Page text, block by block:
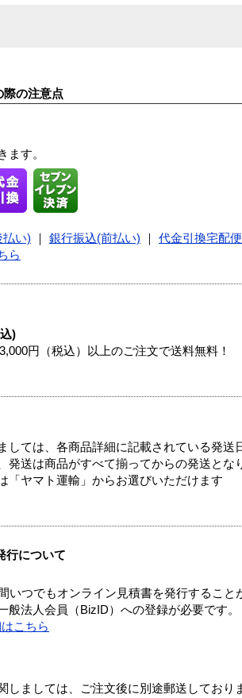
際の注意点
ます。
払い) 銀行振込(前払い) 代金引換宅配便
ら
)
円（税込）以上のご注文で送料無料！
しては、各商品詳細に記載されている発送
発送は商品がすべて揃ってからの発送とな
「ヤマト運輸」からお選びいただけます
行について
いつでもオンライン見積書を発行すること
法人会員（BizID）への登録が必要です。
こちら
しましては、ご注文後に別途郵送しており